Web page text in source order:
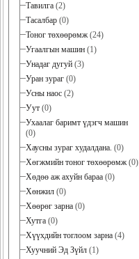
Тавилга (2)
Тасалбар (0)
Тоног төхөөрөмж(24)
Угаалгын машин (1)
Унадаг дугуй (3)
Уран зураг (0)
Усны наос (2)
Уут (0)
Ухаалаг баримт үдэгч машин
(0)
Хаусны зураг худалдана. (0)
Хөгжмийн тоног төхөөрөмж(0)
Хөдөө аж ахуйн бараа (0)
Хөнжил (0)
Хөөрөг зарна (0)
Хутга (0)
Хүүхдийн тоглоом зарна (4)
Хуучний Эд Зүйл (1)